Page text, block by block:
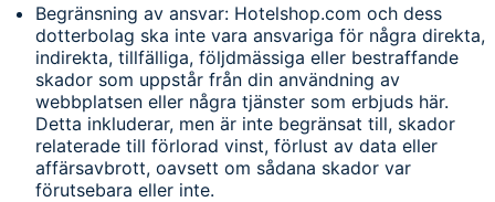
Begränsning av ansvar: Hotelshop.com och dess
dotterbolag ska inte vara ansvariga för några direkta,
indirekta, tillfälliga, följdmässiga eller bestraffande
skador som uppstår från din användning av
webbplatsen eller några tjänster som erbjuds här.
Detta inkluderar, men är inte begränsat till, skador
relaterade till förlorad vinst, förlust av data eller
affärsavbrott, oavsett om sådana skador var
förutsebara eller inte.